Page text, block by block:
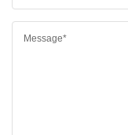
Message*